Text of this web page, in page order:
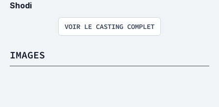
Shodi
VOIR LE CASTING COMPLET
IMAGES